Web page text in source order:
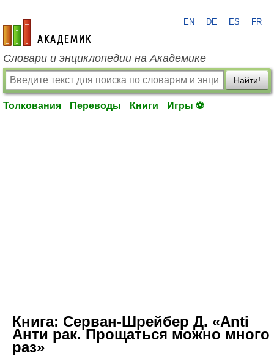
academic.ru
EN DE ES FR
Словари и энциклопедии на Академике
Найти!
Толкования Переводы Книги Игры ⚽
Книга: Серван-Шрейбер Д. «Anti
Анти рак. Прощаться можно много
раз»